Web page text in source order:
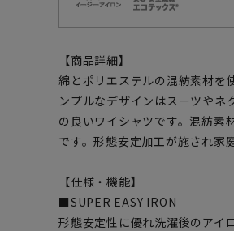
【商品詳細】
綿とポリエステルの混紡素材を
ンプルなデザインはスーツやネ
の良いワイシャツです。混紡素
です。形態安定加工が施され家
【仕様・機能】
■SUPER EASY IRON
形態安定性に優れ洗濯後のアイ